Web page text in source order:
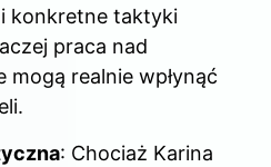
konkretne taktyki
praca nad
mogą realnie wpłynąć
: Chociaż Karina